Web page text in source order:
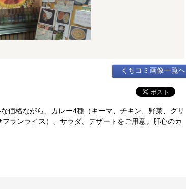
くちコミ画像一覧へ
価格ながら、カレー4種（キーマ、チキン、野菜、グリ
ランライス）、サラダ、デザートをご用意。肝心のカ